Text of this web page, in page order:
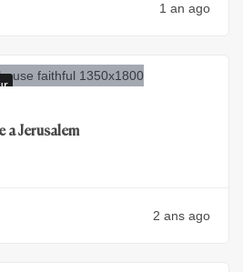
1 an ago
a Jerusalem
2 ans ago